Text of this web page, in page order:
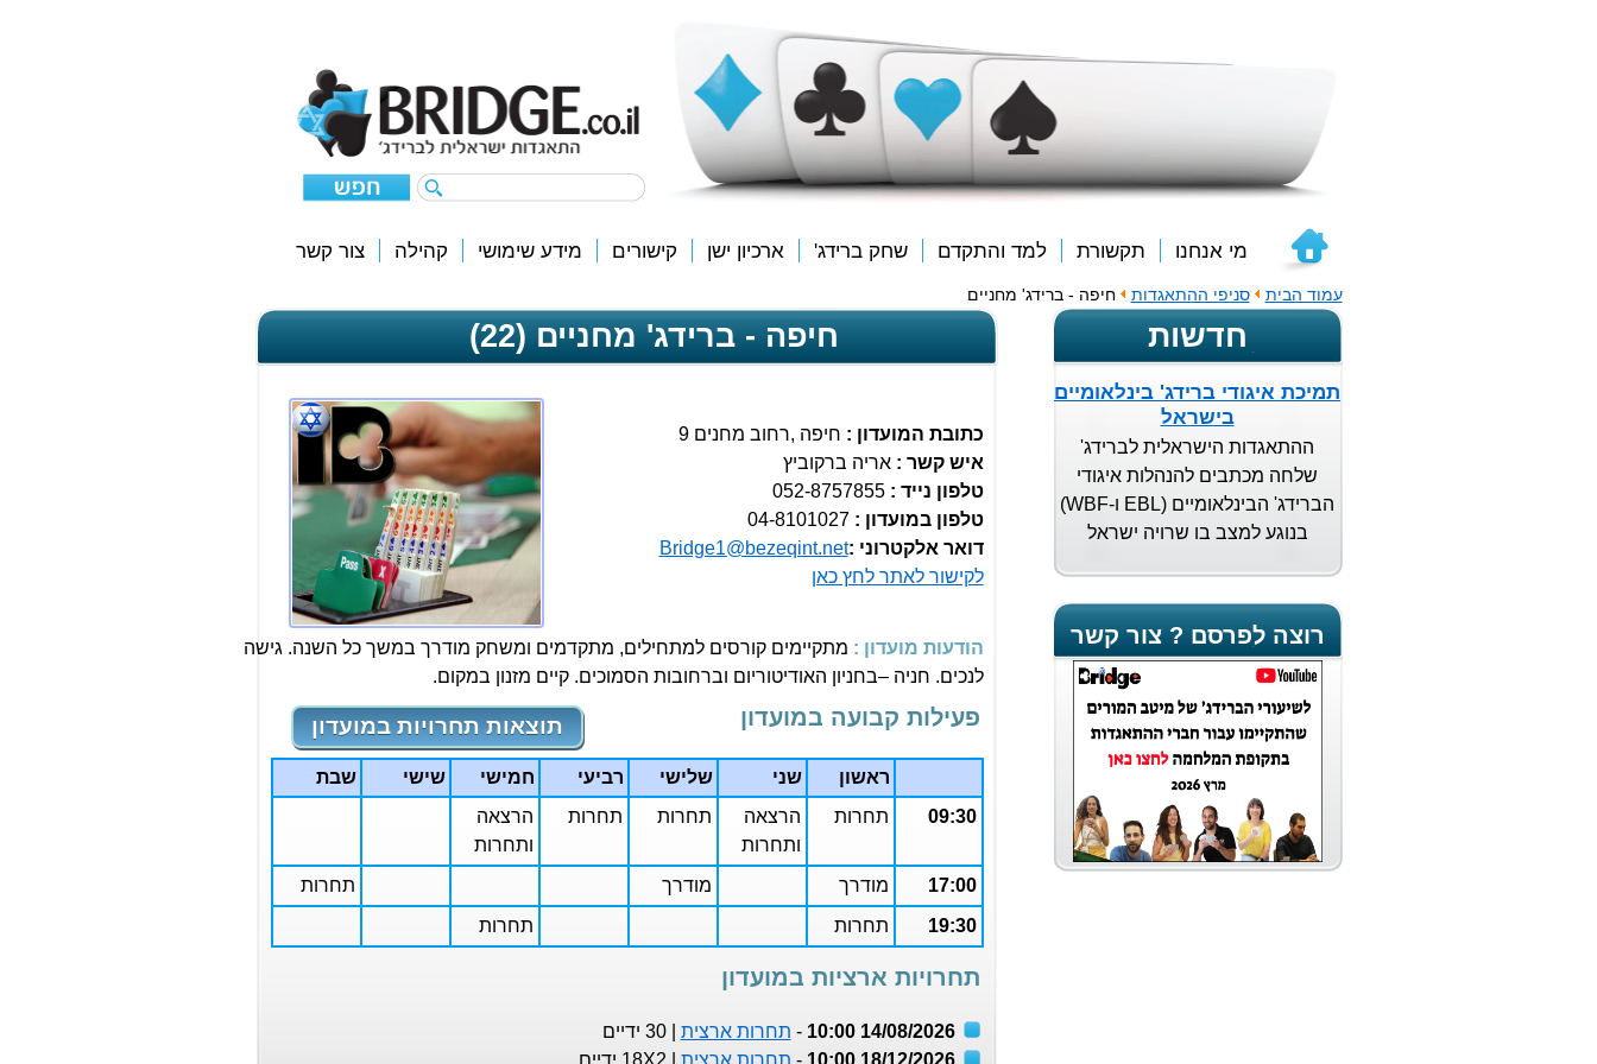
מי אנחנו תקשורת למד והתקדם שחק ברידג' ארכיון ישן קישורים מידע שימושי קהילה צור קשר
עמוד הבית סניפי ההתאגדות חיפה - ברידג' מחניים
חדשות
תמיכת איגודי ברידג' בינלאומיים
בישראל
ההתאגדות הישראלית לברידג'
שלחה מכתבים להנהלות איגודי
הברידג' הבינלאומיים (EBL ו-WBF)
בנוגע למצב בו שרויה ישראל
נבחרת הנשים של ישראל
אלופת העולם
נבחרת הנשים של ישראל משלימה
את ההישג הגדול ביותר בתולדות
הענף בכל הזמנים - עם זכייה
במדליית הזהב באליפות העולם
שהסתיימה (2/9/23) במרוקו.
עולה על הגל
רוצה לפרסם ? צור קשר
חיפה - ברידג' מחניים (22)
כתובת המועדון : חיפה ,רחוב מחנים 9
איש קשר : אריה ברקוביץ
טלפון נייד : 052-8757855
טלפון במועדון : 04-8101027
דואר אלקטרוני :Bridge1@bezeqint.net
לקישור לאתר לחץ כאן
הודעות מועדון : מתקיימים קורסים למתחילים, מתקדמים ומשחק מודרך במשך כל השנה. גישה
לנכים. חניה –בחניון האודיטוריום וברחובות הסמוכים. קיים מזנון במקום.
תוצאות תחרויות במועדון פעילות קבועה במועדון
ראשון שני שלישי רביעי חמישי שישי
שבת
09:30
תחרות
הרצאה
ותחרות
תחרות תחרות
הרצאה
ותחרות
17:00
מודרך מודרך
תחרות
19:30
תחרות תחרות
תחרויות ארציות במועדון
14/08/2026 10:00
- תחרות ארצית | 30 ידיים
18/12/2026 10:00
- תחרות ארצית